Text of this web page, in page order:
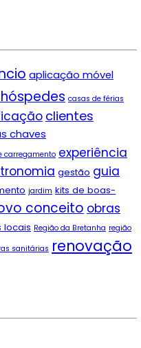
aplicação móvel
casas de férias
clientes
chaves
carregamento experiência
gestão guia
jardim kits de boas-
conceito obras
locais Região da Bretanha região
sanitárias renovação